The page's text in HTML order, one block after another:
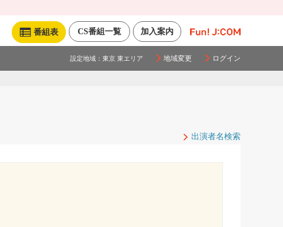
加入案内
CS番組一覧
番組表
設定地域： 東京 東エリア 地域変更 ログイン
出演者名検索